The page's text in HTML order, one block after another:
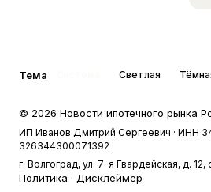
Тема Светлая
© 2026 Новости ипотечного рынка
ИП Иванов Дмитрий Сергеевич · ИНН
326344300071392
г. Волгоград, ул. 7-я Гвардейская, д. 12,
Политика · Дисклеймер